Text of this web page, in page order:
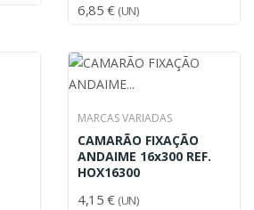
6,85 € (UN)
MARCAS VARIADAS
CAMARÃO FIXAÇÃO
ANDAIME 16x300 REF.
HOX16300
4,15 € (UN)